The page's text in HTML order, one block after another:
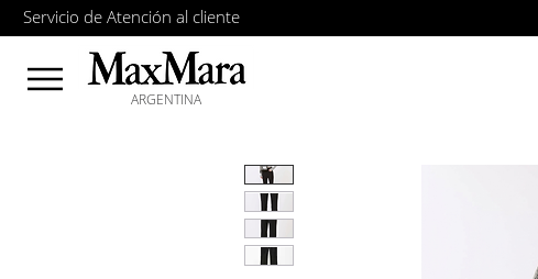
Servicio de Atención al cliente
ARGENTINA